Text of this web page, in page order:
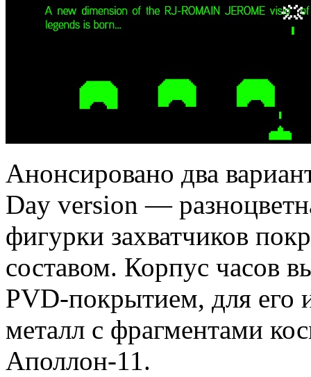
Анонсировано два
Day version —
фигурки захватчиков
составом. Корпус часов
PVD-покрытием, для его
металл с фрагментами
Аполлон-11.